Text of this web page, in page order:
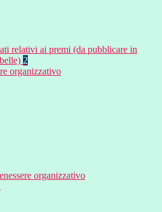
relativi ai premi (da pubblicare in
2
organizzativo
organizzativo